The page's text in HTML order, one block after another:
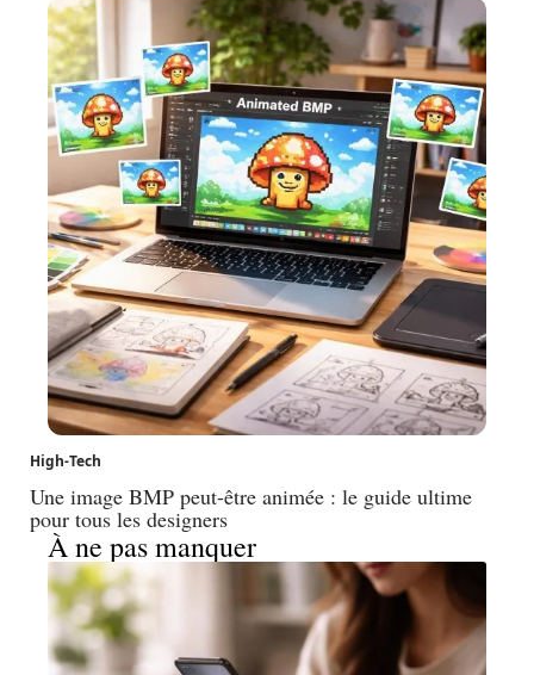
High-Tech
Une image BMP peut-être animée : le guide ultime
pour tous les designers
À ne pas manquer